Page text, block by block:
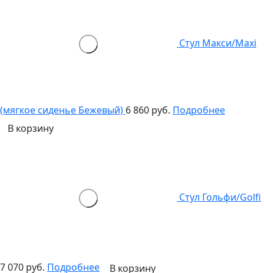
Стул Макси/Maxi
(мягкое сиденье Бежевый) 6 860 руб. Подробнее
В корзину
Стул Гольфи/Golfi
7 070 руб. Подробнее В корзину